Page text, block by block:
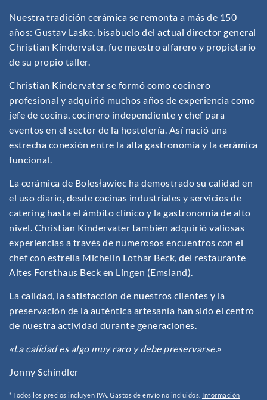
Nuestra tradición cerámica se remonta a más de 150
años: Gustav Laske, bisabuelo del actual director general
Christian Kindervater, fue maestro alfarero y propietario
de su propio taller.
Christian Kindervater se formó como cocinero
profesional y adquirió muchos años de experiencia como
jefe de cocina, cocinero independiente y chef para
eventos en el sector de la hostelería. Así nació una
estrecha conexión entre la alta gastronomía y la cerámica
funcional.
La cerámica de Bolesławiec ha demostrado su calidad en
el uso diario, desde cocinas industriales y servicios de
catering hasta el ámbito clínico y la gastronomía de alto
nivel. Christian Kindervater también adquirió valiosas
experiencias a través de numerosos encuentros con el
chef con estrella Michelin Lothar Beck, del restaurante
Altes Forsthaus Beck en Lingen (Emsland).
La calidad, la satisfacción de nuestros clientes y la
preservación de la auténtica artesanía han sido el centro
de nuestra actividad durante generaciones.
«La calidad es algo muy raro y debe preservarse.»
Jonny Schindler
* Todos los precios incluyen IVA. Gastos de envío no incluidos. Información